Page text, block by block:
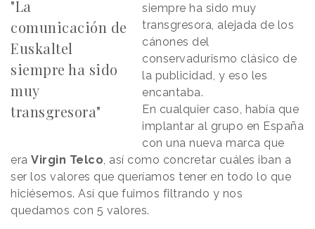
"La
comunicación de
Euskaltel
siempre ha sido
muy
transgresora"
siempre ha sido muy
transgresora, alejada de los
cánones del
conservadurismo clásico de
la publicidad, y eso les
encantaba.
En cualquier caso, había que
implantar al grupo en España
con una nueva marca que
era Virgin Telco, así como concretar cuáles iban a
ser los valores que queríamos tener en todo lo que
hiciésemos. Así que fuimos filtrando y nos
quedamos con 5 valores.